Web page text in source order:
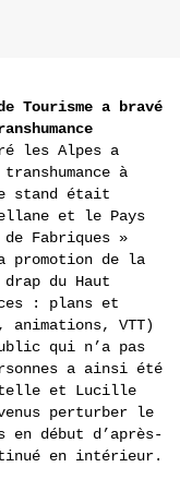
Tourisme a bravé
les Alpes a
à
stand était
et le Pays
Fabriques »
promotion de la
du Haut
: plans et
animations, VTT)
qui n’a pas
a ainsi été
et Lucille
perturber le
en début d’après-
en intérieur.